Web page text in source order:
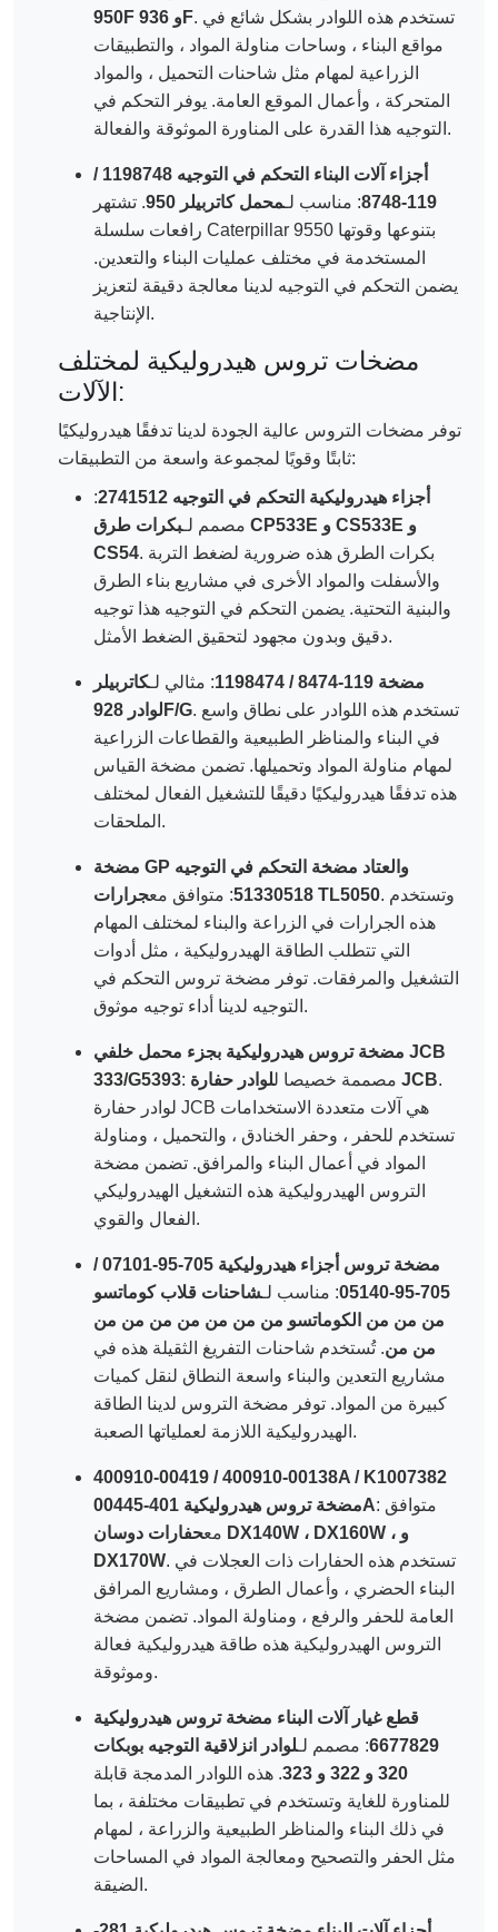
950F و 936F. تستخدم هذه اللوادر بشكل شائع في
مواقع البناء ، وساحات مناولة المواد ، والتطبيقات
الزراعية لمهام مثل شاحنات التحميل ، والمواد
المتحركة ، وأعمال الموقع العامة. يوفر التحكم في
التوجيه هذا القدرة على المناورة الموثوقة والفعالة.
أجزاء آلات البناء التحكم في التوجيه 1198748 /
119-8748
: مناسب لـمحمل كاتربيلر 950
. تشتهر
رافعات سلسلة Caterpillar 9550 بتنوعها وقوتها
المستخدمة في مختلف عمليات البناء والتعدين.
يضمن التحكم في التوجيه لدينا معالجة دقيقة لتعزيز
الإنتاجية.
مضخات تروس هيدروليكية لمختلف
الآلات:
توفر مضخات التروس عالية الجودة لدينا تدفقًا هيدروليكيًا
ثابتًا وقويًا لمجموعة واسعة من التطبيقات:
أجزاء هيدروليكية التحكم في التوجيه 2741512
:
مصمم لـبكرات طرق CP533E و CS533E و
CS54. بكرات الطرق هذه ضرورية لضغط التربة
والأسفلت والمواد الأخرى في مشاريع بناء الطرق
والبنية التحتية. يضمن التحكم في التوجيه هذا توجيه
دقيق وبدون مجهود لتحقيق الضغط الأمثل.
مضخة 119-8474 / 1198474 : مثالي لـكاتربيلر
لوادر 928F/G. تستخدم هذه اللوادر على نطاق واسع
في البناء والمناظر الطبيعية والقطاعات الزراعية
لمهام مناولة المواد وتحميلها. تضمن مضخة القياس
هذه تدفقًا هيدروليكيًا دقيقًا للتشغيل الفعال لمختلف
الملحقات.
مضخة GP والعتاد مضخة التحكم في التوجيه
51330518: متوافق مع جرارات TL5050. وتستخدم
هذه الجرارات في الزراعة والبناء لمختلف المهام
التي تتطلب الطاقة الهيدروليكية ، مثل أدوات
التشغيل والمرفقات. توفر مضخة تروس التحكم في
التوجيه لدينا أداء توجيه موثوق.
مضخة تروس هيدروليكية بجزء محمل خلفي JCB
333/G5393
: مصممة خصيصا ل لوادر حفارة JCB.
لوادر حفارة JCB هي آلات متعددة الاستخدامات
تستخدم للحفر ، وحفر الخنادق ، والتحميل ، ومناولة
المواد في أعمال البناء والمرافق. تضمن مضخة
التروس الهيدروليكية هذه التشغيل الهيدروليكي
الفعال والقوي.
مضخة تروس أجزاء هيدروليكية 705-95-07101 /
705-95-05140
: مناسب لـشاحنات قلاب كوماتسو
من من من الكوماتسو من من من من من من من
من من. تُستخدم شاحنات التفريغ الثقيلة هذه في
مشاريع التعدين والبناء واسعة النطاق لنقل كميات
كبيرة من المواد. توفر مضخة التروس لدينا الطاقة
الهيدروليكية اللازمة لعملياتها الصعبة.
400910-00419 / 400910-00138A / K1007382
مضخة تروس هيدروليكية 401-00445A: متوافق
معحفارات دوسان DX140W ، DX160W ، و
DX170W. تستخدم هذه الحفارات ذات العجلات في
البناء الحضري ، وأعمال الطرق ، ومشاريع المرافق
العامة للحفر والرفع ، ومناولة المواد. تضمن مضخة
التروس الهيدروليكية هذه طاقة هيدروليكية فعالة
وموثوقة.
قطع غيار آلات البناء مضخة تروس هيدروليكية
6677829: مصمم لـلوادر انزلاقية التوجيه بوبكات
320 و 322 و 323
. هذه اللوادر المدمجة قابلة
للمناورة للغاية وتستخدم في تطبيقات مختلفة ، بما
في ذلك البناء والمناظر الطبيعية والزراعة ، لمهام
مثل الحفر والتصحيح ومعالجة المواد في المساحات
الضيقة.